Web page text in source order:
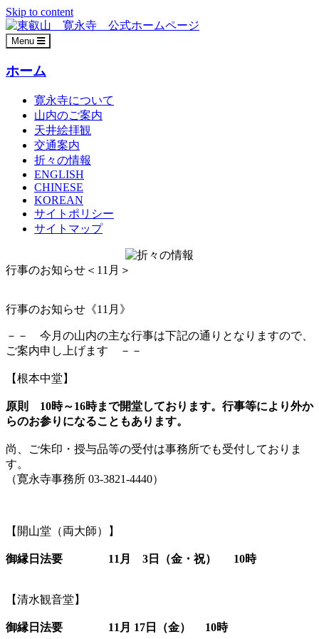
Skip to content
Menu
ホーム
寛永寺について
山内のご案内
天井絵拝観
交通案内
折々の情報
ENGLISH
CHINESE
KOREAN
サイトポリシー
サイトマップ
行事のお知らせ＜11月＞
行事のお知らせ《11月》
－－ 今月の山内の主な行事は下記の通りとなりますので、
ご案内申し上げます －－
【根本中堂】
原則 10時～16時まで開堂しております。 行事等により外か
らのお参りになることもあります。
尚、ご朱印・授与品等の受付は事務所でも受付しておりま
す。
（寛永寺事務所 03-3821-4440）
【開山堂（両大師）】
御縁日法要 11月 3日（金・祝） 10時
【清水観音堂】
御縁日法要 11月 17日（金） 10時